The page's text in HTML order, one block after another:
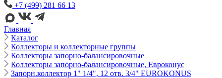
+7 (499) 281 66 13
Главная
Каталог
Коллекторы и коллекторные группы
Коллекторы запорно-балансировочные
Коллекторы запорно-балансировочные, Евроконус
Запорн.коллектор 1" 1/4", 12 отв. 3/4" EUROKONUS